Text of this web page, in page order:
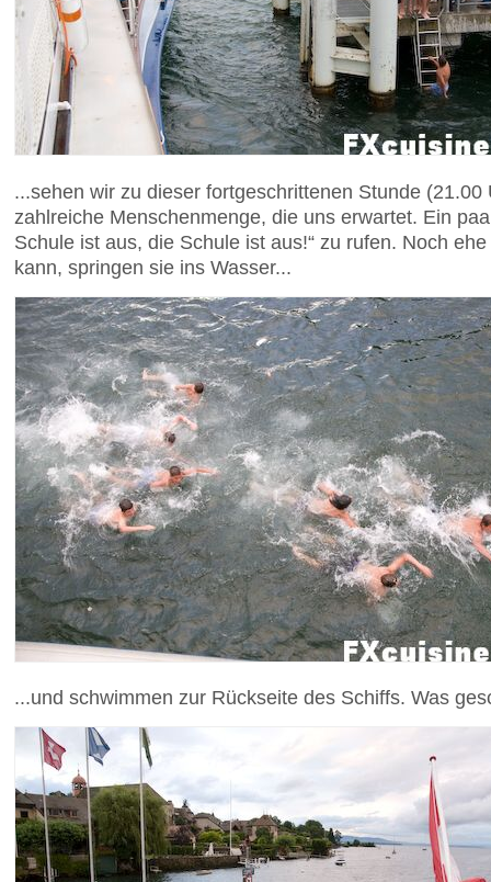
...sehen wir zu dieser fortgeschrittenen Stunde
zahlreiche Menschenmenge, die uns erwartet. Ein
Schule ist aus, die Schule ist aus!“ zu rufen. Noch
kann, springen sie ins Wasser...
...und schwimmen zur Rückseite des Schiffs. Was